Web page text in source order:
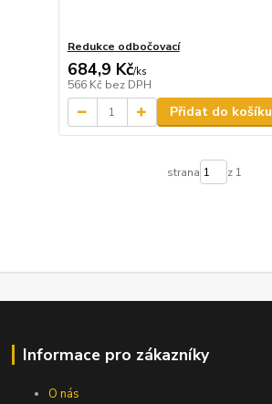
Redukce odbočovací
684,9 Kč/ks
566 Kč bez DPH
Přidat do košíku
strana z 1
Informace pro zákazníky
O nás